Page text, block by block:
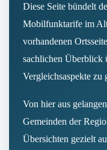
Diese Seite bündelt
Mobilfunktarife im
vorhandenen
sachlichen Überblick
Vergleichsaspekte zu
Von hier aus
Gemeinden der
Übersichten gezielt